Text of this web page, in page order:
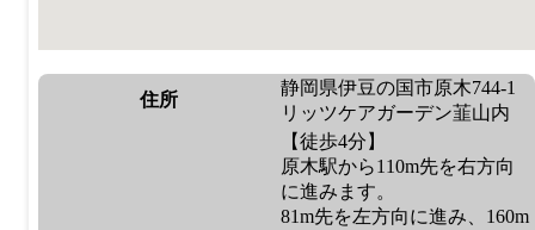
住所
静岡県伊豆の国市原木744-1
リッツケアガーデン韮山内
【徒歩4分】
原木駅から110m先を右方向
に進みます。
81m先を左方向に進み、160m